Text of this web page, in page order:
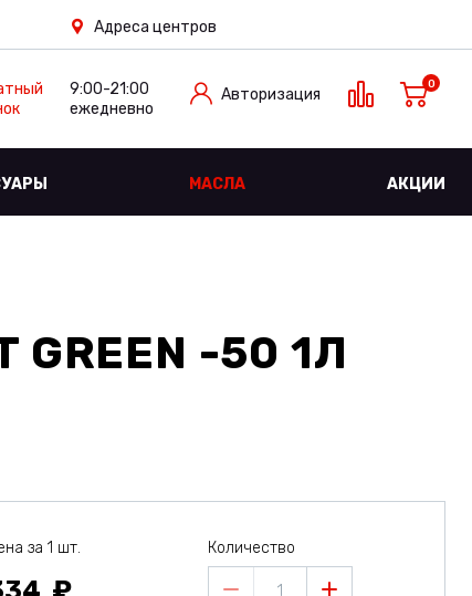
Адреса центров
9:00-21:00
ежедневно
Авторизация
0
МАСЛА АКЦИИ
GREEN -50 1Л
за 1 шт. Количество
1